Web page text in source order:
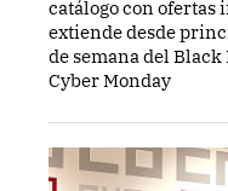
catálogo con ofertas
extiende desde
de semana del
Cyber Monday